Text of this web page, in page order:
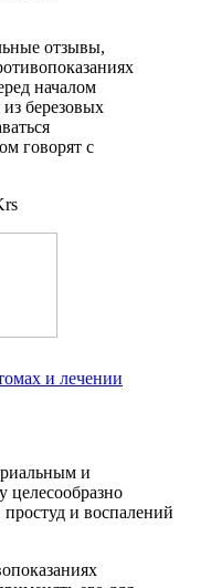
отзывы,
началом
березовых
говорят с
и лечении
и
и воспалений